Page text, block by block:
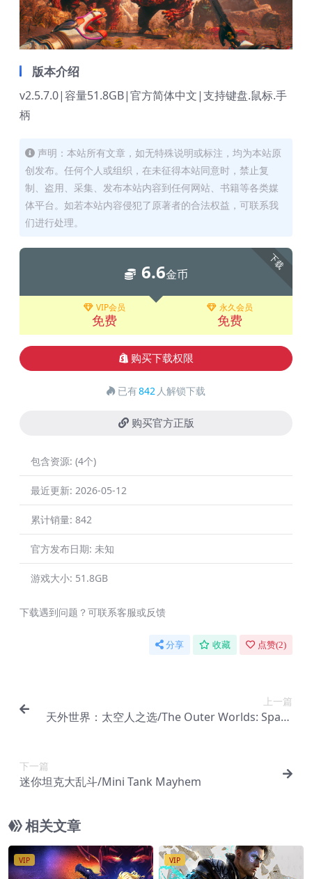
版本介绍
v2.5.7.0|容量51.8GB|官方简体中文|支持键盘.鼠标.手
柄
声明：本站所有文章，如无特殊说明或标注，均为本站原
创发布。任何个人或组织，在未征得本站同意时，禁止复
制、盗用、采集、发布本站内容到任何网站、书籍等各类媒
体平台。如若本站内容侵犯了原著者的合法权益，可联系我
们进行处理。
下载
6.6金币
VIP会员
免费
永久会员
免费
购买下载权限
已有842 人解锁下载
购买官方正版
包含资源: (4个)
最近更新: 2026-05-12
累计销量: 842
官方发布日期: 未知
游戏大小: 51.8GB
下载遇到问题？可联系客服或反馈
分享 收藏 点赞(2)
上一篇
天外世界：太空人之选/The Outer Worlds: Space
下一篇
迷你坦克大乱斗/Mini Tank Mayhem
相关文章
VIP VIP